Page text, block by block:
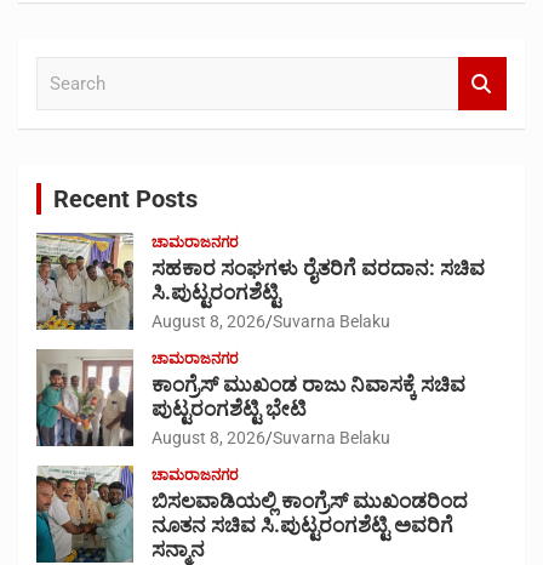
Recent Posts
ಚಾಮರಾಜನಗರ
ಸಹಕಾರ ಸಂಘಗಳು ರೈತರಿಗೆ ವರದಾನ: ಸಚಿವ
ಸಿ.ಪುಟ್ಟರಂಗಶೆಟ್ಟಿ
August 8, 2026 Suvarna Belaku
ಚಾಮರಾಜನಗರ
ಕಾಂಗ್ರೆಸ್ ಮುಖಂಡ ರಾಜು ನಿವಾಸಕ್ಕೆ ಸಚಿವ
ಪುಟ್ಟರಂಗಶೆಟ್ಟಿ ಭೇಟಿ
August 8, 2026 Suvarna Belaku
ಚಾಮರಾಜನಗರ
ಬಿಸಲವಾಡಿಯಲ್ಲಿ ಕಾಂಗ್ರೆಸ್ ಮುಖಂಡರಿಂದ
ನೂತನ ಸಚಿವ ಸಿ.ಪುಟ್ಟರಂಗಶೆಟ್ಟಿ ಅವರಿಗೆ
ಸನ್ಮಾನ